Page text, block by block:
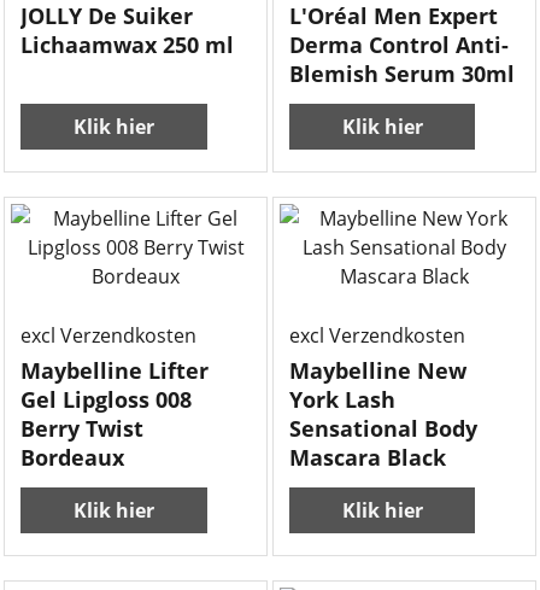
JOLLY De Suiker
Lichaamwax 250 ml
Klik hier
L'Oréal Men Expert
Derma Control Anti-
Blemish Serum 30ml
Klik hier
excl Verzendkosten
Maybelline Lifter
Gel Lipgloss 008
Berry Twist
Bordeaux
Klik hier
excl Verzendkosten
Maybelline New
York Lash
Sensational Body
Mascara Black
Klik hier